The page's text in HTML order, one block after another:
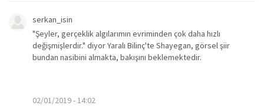
serkan_isin
"Şeyler, gerçeklik algılarımın evriminden çok daha hızlı
değişmişlerdir." diyor Yaralı Bilinç'te Shayegan, görsel şiir
bundan nasibini almakta, bakışını beklemektedir.
02/01/2019 - 14:02